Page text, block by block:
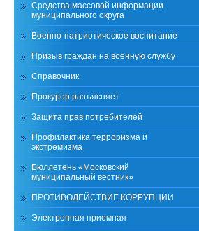
Средства массовой информации
муниципального округа
Военно-патриотическое воспитание
Призыв граждан на военную службу
Справочник
Прокурор разъясняет
Защита прав потребителей
Профилактика терроризма и
экстремизма
Бюллетень «Московский
муниципальный вестник»
ПРОТИВОДЕЙСТВИЕ КОРРУПЦИИ
Электронная приемная